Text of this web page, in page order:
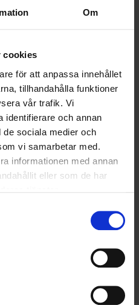
Om
cookies
för att anpassa innehållet
tillhandahålla funktioner
vår trafik. Vi
identifierare och annan
de sociala medier och
vi samarbetar med.
informationen med annan
eller som de har
BoIS kvalar